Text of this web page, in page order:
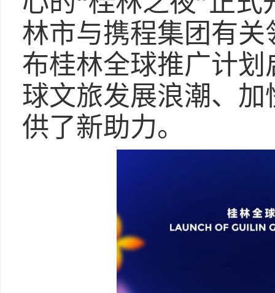
林市与携程集团有
布桂林全球推广计
球文旅发展浪潮、
供了新助力。